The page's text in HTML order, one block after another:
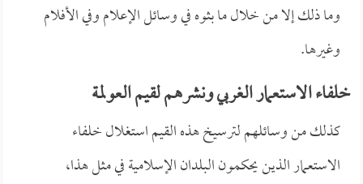
وما ذلك إلا من خلال ما بثوه في وسائل الإعلام وفي الأفلام
وغيرها.
خلفاء الاستعمار الغربي ونشرهم لقيم العولمة
كذلك من وسائلهم لترسيخ هذه القيم استغلال خلفاء
الاستعمار الذين يحكمون البلدان الإسلامية في مثل هذا،